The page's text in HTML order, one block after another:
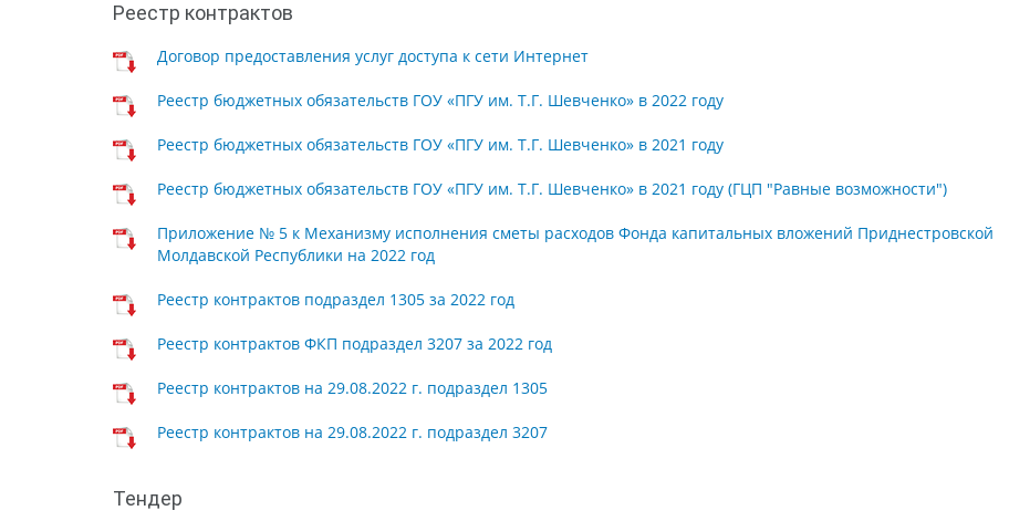
Реестр контрактов
Договор предоставления услуг доступа к сети Интернет
Реестр бюджетных обязательств ГОУ «ПГУ им. Т.Г. Шевченко» в 2022 году
Реестр бюджетных обязательств ГОУ «ПГУ им. Т.Г. Шевченко» в 2021 году
Реестр бюджетных обязательств ГОУ «ПГУ им. Т.Г. Шевченко» в 2021 году (ГЦП "Равные возможности")
Приложение № 5 к Механизму исполнения сметы расходов Фонда капитальных вложений Приднестровской
Молдавской Республики на 2022 год
Реестр контрактов подраздел 1305 за 2022 год
Реестр контрактов ФКП подраздел 3207 за 2022 год
Реестр контрактов на 29.08.2022 г. подраздел 1305
Реестр контрактов на 29.08.2022 г. подраздел 3207
Тендер